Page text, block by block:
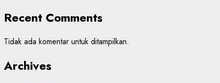
Recent Comments
Tidak ada komentar untuk ditampilkan.
Archives